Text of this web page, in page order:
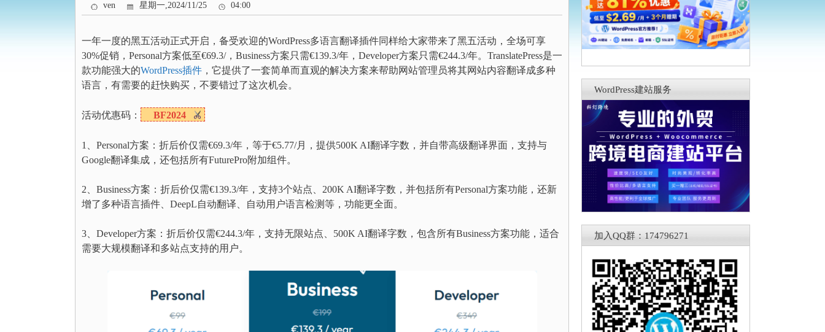
ven 星期一,2024/11/25 04:00
一年一度的黑五活动正式开启，备受欢迎的WordPress多语言翻译插件同样给大家带来了黑五活动，全场可享
30%促销，Personal方案低至€69.3/，Business方案只需€139.3/年，Developer方案只需€244.3/年。TranslatePress是一
款功能强大的WordPress插件 ，它提供了一套简单而直观的解决方案来帮助网站管理员将其网站内容翻译成多种
语言，有需要的赶快购买，不要错过了这次机会。
活动优惠码： BF2024
1、Personal方案：折后价仅需€69.3/年，等于€5.77/月，提供500K AI翻译字数，并自带高级翻译界面，支持与
Google翻译集成，还包括所有FuturePro附加组件。
2、Business方案：折后价仅需€139.3/年，支持3个站点、200K AI翻译字数，并包括所有Personal方案功能，还新
增了多种语言插件、DeepL自动翻译、自动用户语言检测等，功能更全面。
3、Developer方案：折后价仅需€244.3/年，支持无限站点、500K AI翻译字数，包含所有Business方案功能，适合
需要大规模翻译和多站点支持的用户。
WordPress建站服务
加入QQ群：174796271